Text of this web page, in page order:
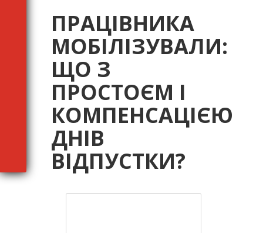
ПРАЦІВНИКА
МОБІЛІЗУВАЛИ:
ЩО З
ПРОСТОЄМ І
КОМПЕНСАЦІЄЮ
ДНІВ
ВІДПУСТКИ?